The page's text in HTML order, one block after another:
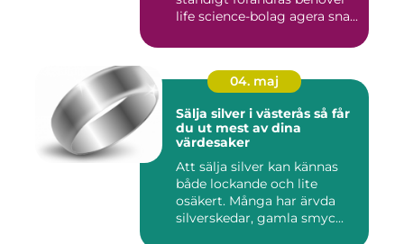
life science-bolag agera sna...
04. maj
Sälja silver i västerås så får
du ut mest av dina
värdesaker
Att sälja silver kan kännas
både lockande och lite
osäkert. Många har ärvda
silverskedar, gamla smyc...